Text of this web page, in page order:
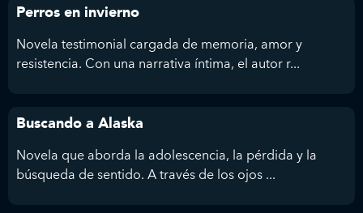
Perros en invierno
Novela testimonial cargada de memoria, amor y
resistencia. Con una narrativa íntima, el autor r...
Buscando a Alaska
Novela que aborda la adolescencia, la pérdida y la
búsqueda de sentido. A través de los ojos ...